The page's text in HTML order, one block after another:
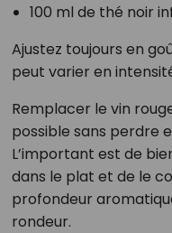
100 ml de thé noir
Ajustez toujours en
peut varier en
Remplacer le vin
possible sans perdre
L’important est de
dans le plat et de le
profondeur
rondeur.